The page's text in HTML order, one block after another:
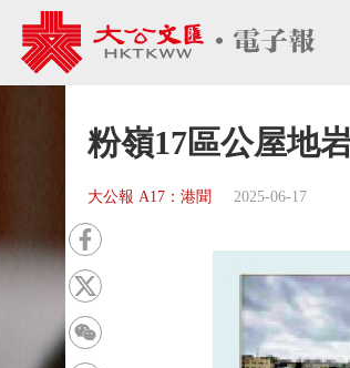
粉嶺17區公屋地
大公報 A17：港聞 2025-06-17